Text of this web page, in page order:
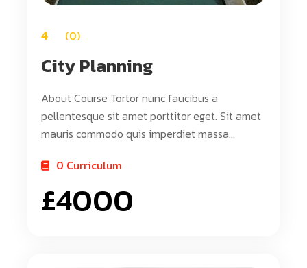
4 0
City Planning
About Course Tortor nunc faucibus a
pellentesque sit amet porttitor eget. Sit amet
mauris commodo quis imperdiet massa
hac habitasse. Sed libero enim sed faucibus
turpis in eu. Leo vel orci porta non pulvinar
neque laoreet suspendisse. Tincidunt dui ut
0 Curriculum
£4000